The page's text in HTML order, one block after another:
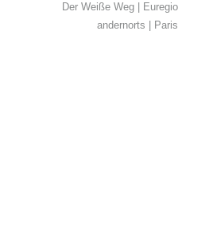
Der Weiße Weg | Euregio
andernorts | Paris